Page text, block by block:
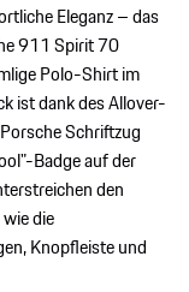
Eleganz – das
911 Spirit 70
Polo-Shirt im
ist dank des Allover-
Schriftzug
Badge auf der
den
die
Knopfleiste und